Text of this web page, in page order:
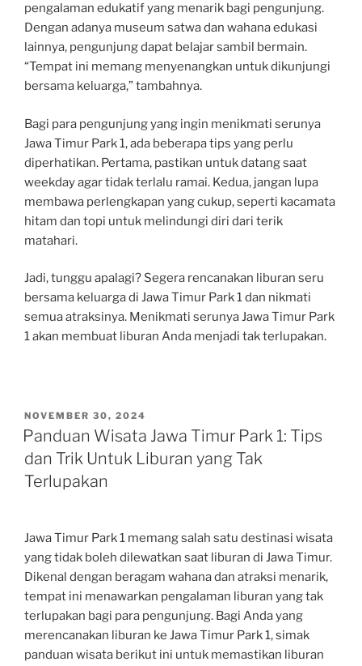
pengalaman edukatif yang menarik bagi pengunjung.
Dengan adanya museum satwa dan wahana edukasi
lainnya, pengunjung dapat belajar sambil bermain.
“Tempat ini memang menyenangkan untuk dikunjungi
bersama keluarga,” tambahnya.
Bagi para pengunjung yang ingin menikmati serunya
Jawa Timur Park 1, ada beberapa tips yang perlu
diperhatikan. Pertama, pastikan untuk datang saat
weekday agar tidak terlalu ramai. Kedua, jangan lupa
membawa perlengkapan yang cukup, seperti kacamata
hitam dan topi untuk melindungi diri dari terik
matahari.
Jadi, tunggu apalagi? Segera rencanakan liburan seru
bersama keluarga di Jawa Timur Park 1 dan nikmati
semua atraksinya. Menikmati serunya Jawa Timur Park
1 akan membuat liburan Anda menjadi tak terlupakan.
POSTED
ON
NOVEMBER 30, 2024
Panduan Wisata Jawa Timur Park 1: Tips
dan Trik Untuk Liburan yang Tak
Terlupakan
Jawa Timur Park 1 memang salah satu destinasi wisata
yang tidak boleh dilewatkan saat liburan di Jawa Timur.
Dikenal dengan beragam wahana dan atraksi menarik,
tempat ini menawarkan pengalaman liburan yang tak
terlupakan bagi para pengunjung. Bagi Anda yang
merencanakan liburan ke Jawa Timur Park 1, simak
panduan wisata berikut ini untuk memastikan liburan